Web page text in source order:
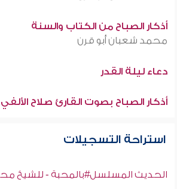
أذكار الصباح من الكتاب والسنة
محمد شعبان أبو قرن
دعاء ليلة القدر
أذكار الصباح بصوت القارئ صلاح الألفي
استراحة التسجيلات
الحديث المسلسل#بالمحبة - للشيخ